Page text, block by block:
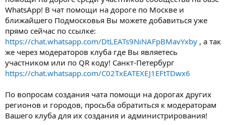
WhatsApp! В чат помощи на дороге по Москве и
ближайшего Подмосковья Вы можете добавиться уже
прямо сейчас по ссылке:
https://chat.whatsapp.com/DtLEATs9NiNAFpBMavYxby , а так
же через модераторов клуба где Вы являетесь
участником или по QR коду! Санкт-Петербург
https://chat.whatsapp.com/C02TxEATEXEJ1EFtTDwx6
По вопросам создания чата помощи на дорогах других
регионов и городов, просьба обратиться к модераторам
Вашего клуба для их создания и администрирования!